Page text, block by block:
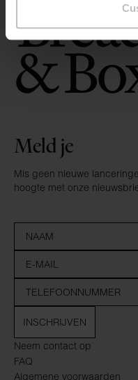
Neem contact op
FAQ
Algemene voorwaarden
Meld je
Mis geen nieuwe
hoogte met onze
INSCHRIJVEN